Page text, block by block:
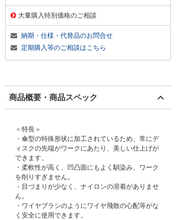
大量購入特別価格のご相談
納期・仕様・代替品のお問合せ
定期購入等のご相談はこちら
商品概要・商品スペック
＜特長＞
・傘型の特殊形状に加工されているため、常にデ
ィスクの先端がワークにあたり、美しい仕上げが
できます。
・柔軟性が高く、凹凸面にもよく馴染み、ワーク
を削りすぎません。
・目づまりが少なく、ナイロンの溶着がありませ
ん。
・ワイヤブラシのようにワイヤ飛散の心配等がな
く安全に使用できます。